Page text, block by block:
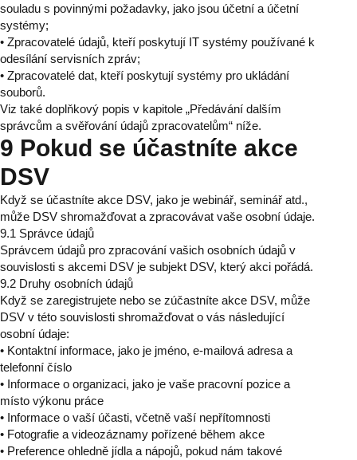
souladu s povinnými požadavky, jako jsou účetní a účetní
systémy;
• Zpracovatelé údajů, kteří poskytují IT systémy používané k
odesílání servisních zpráv;
• Zpracovatelé dat, kteří poskytují systémy pro ukládání
souborů.
Viz také doplňkový popis v kapitole „Předávání dalším
správcům a svěřování údajů zpracovatelům“ níže.
9 Pokud se účastníte akce
DSV
Když se účastníte akce DSV, jako je webinář, seminář atd.,
může DSV shromažďovat a zpracovávat vaše osobní údaje.
9.1 Správce údajů
Správcem údajů pro zpracování vašich osobních údajů v
souvislosti s akcemi DSV je subjekt DSV, který akci pořádá.
9.2 Druhy osobních údajů
Když se zaregistrujete nebo se zúčastníte akce DSV, může
DSV v této souvislosti shromažďovat o vás následující
osobní údaje:
• Kontaktní informace, jako je jméno, e-mailová adresa a
telefonní číslo
• Informace o organizaci, jako je vaše pracovní pozice a
místo výkonu práce
• Informace o vaší účasti, včetně vaší nepřítomnosti
• Fotografie a videozáznamy pořízené během akce
• Preference ohledně jídla a nápojů, pokud nám takové